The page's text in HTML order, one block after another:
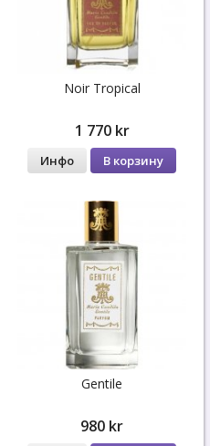
Noir Tropical
1 770 kr
Инфо В корзину
Gentile
980 kr